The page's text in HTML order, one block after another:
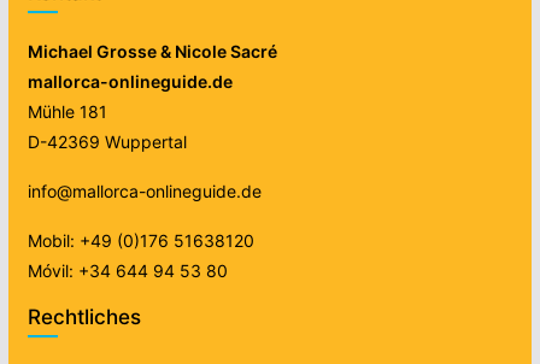
Michael Grosse & Nicole Sacré
mallorca-onlineguide.de
Mühle 181
D-42369 Wuppertal
info@mallorca-onlineguide.de
Mobil: +49 (0)176 51638120
Móvil: +34 644 94 53 80
Rechtliches